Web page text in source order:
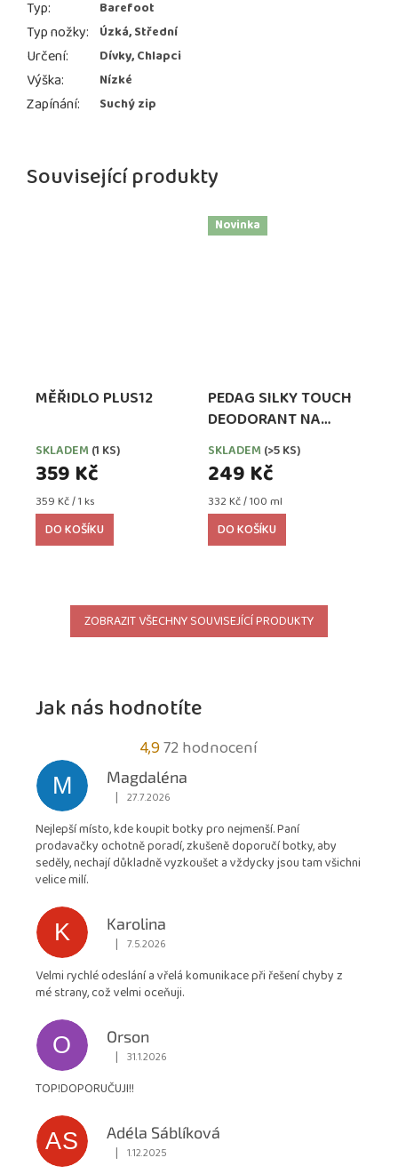
Související produkty
MĚŘIDLO PLUS12
SKLADEM (1 KS)
359 Kč
Měrná
cena:
359 Kč / 1 ks
DO KOŠÍKU
Novinka
PEDAG SILKY TOUCH
DEODORANT NA
NOHY PROTI
ODĚRKÁM A
PUCHÝŘŮM
SKLADEM (>5 KS)
249 Kč
Měrná
cena:
332 Kč / 100 ml
DO KOŠÍKU
ZOBRAZIT VŠECHNY SOUVISEJÍCÍ PRODUKTY
Typ: Barefoot
Typ nožky: Úzká, Střední
Určení: Dívky, Chlapci
Výška: Nízké
Zapínání: Suchý zip
Jak nás hodnotíte
4,9Průměrné
hodnocení
obchodu
4,9
z
72 hodnocení
M
Magdaléna
Hodnocení obchodu je 5 z 5 hvězdiček.
| 27.7.2026
Nejlepší místo, kde koupit botky pro nejmenší. Paní
prodavačky ochotně poradí, zkušeně doporučí botky, aby
seděly, nechají důkladně vyzkoušet a vždycky jsou tam všichni
velice milí.
K
Karolina
Hodnocení obchodu je 5 z 5 hvězdiček.
| 7.5.2026
Velmi rychlé odeslání a vřelá komunikace při řešení chyby z
mé strany, což velmi oceňuji.
O
Orson
Hodnocení obchodu je 5 z 5 hvězdiček.
| 31.1.2026
TOP!DOPORUČUJI!!
AS
Adéla Sáblíková
Hodnocení obchodu je 5 z 5 hvězdiček.
| 1.12.2025